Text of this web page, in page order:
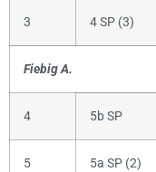
3 4 SP (3)
Fiebig A.
4 5b SP
5 5a SP (2)